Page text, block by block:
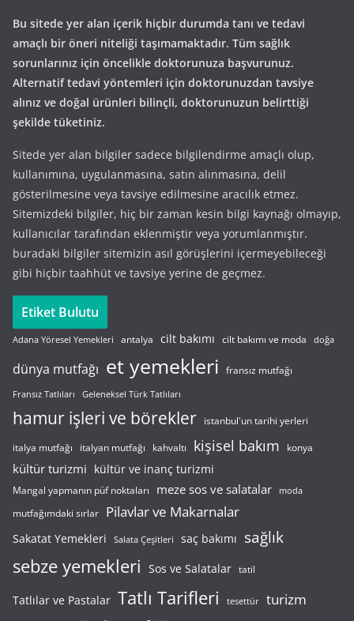
Bu sitede yer alan içerik hiçbir durumda tanı ve tedavi
amaçlı bir öneri niteliği taşımamaktadır. Tüm sağlık
sorunlarınız için öncelikle doktorunuza başvurunuz.
Alternatif tedavi yöntemleri için doktorunuzdan tavsiye
alınız ve doğal ürünleri bilinçli, doktorunuzun belirttiği
şekilde tüketiniz.
Sitede yer alan bilgiler sadece bilgilendirme amaçlı olup,
kullanımına, uygulanmasına, satın alınmasına, delil
gösterilmesine veya tavsiye edilmesine aracılık etmez.
Sitemizdeki bilgiler, hiç bir zaman kesin bilgi kaynağı olmayıp,
kullanıcılar tarafından eklenmiştir veya yorumlanmıştır.
buradaki bilgiler sitemizin asıl görüşlerini içermeyebileceği
gibi hiçbir taahhüt ve tavsiye yerine de geçmez.
Etiket Bulutu
Adana Yöresel Yemekleri antalya cilt bakımı cilt bakımı ve moda doğa
dünya mutfağı et yemekleri fransız mutfağı
Fransız Tatlıları Geleneksel Türk Tatlıları
hamur işleri ve börekler istanbul'un tarihi yerleri
italya mutfağı italyan mutfağı kahvaltı kişisel bakım konya
kültür turizmi kültür ve inanç turizmi
Mangal yapmanın püf noktaları meze sos ve salatalar moda
mutfağımdaki sırlar Pilavlar ve Makarnalar
Sakatat Yemekleri Salata Çeşitleri saç bakımı sağlık
sebze yemekleri Sos ve Salatalar tatil
Tatlılar ve Pastalar Tatlı Tarifleri tesettür turizm